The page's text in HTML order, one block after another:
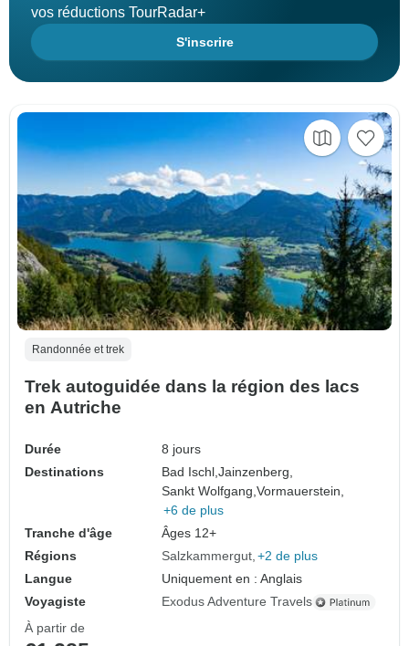
vos réductions TourRadar+
S'inscrire
Randonnée et trek
Trek autoguidée dans la région des lacs
en Autriche
Durée
8 jours
Destinations
Bad Ischl,Jainzenberg,
Sankt Wolfgang,Vormauerstein,
+6 de plus
Tranche d'âge
Âges 12+
Régions
Salzkammergut +2 de plus
Langue
Uniquement en : Anglais
Voyagiste
Exodus Adventure Travels
À partir de